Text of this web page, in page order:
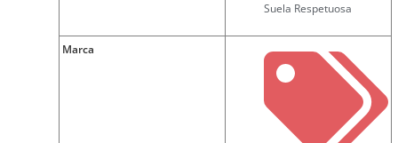
Suela Respetuosa
Marca